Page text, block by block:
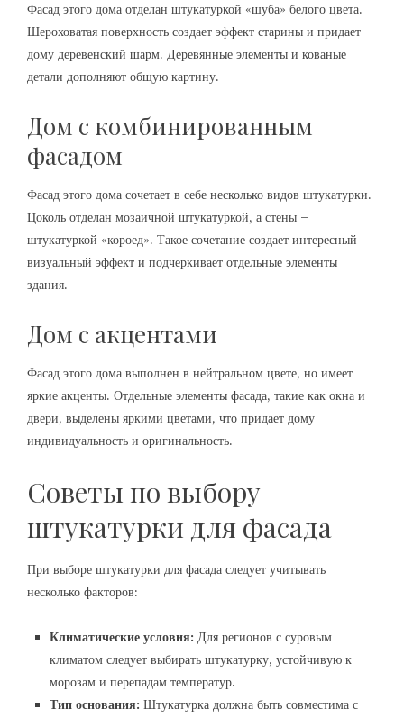
Фасад этого дома отделан штукатуркой «шуба» белого цвета.
Шероховатая поверхность создает эффект старины и придает
дому деревенский шарм. Деревянные элементы и кованые
детали дополняют общую картину.
Дом с комбинированным
фасадом
Фасад этого дома сочетает в себе несколько видов штукатурки.
Цоколь отделан мозаичной штукатуркой, а стены –
штукатуркой «короед». Такое сочетание создает интересный
визуальный эффект и подчеркивает отдельные элементы
здания.
Дом с акцентами
Фасад этого дома выполнен в нейтральном цвете, но имеет
яркие акценты. Отдельные элементы фасада, такие как окна и
двери, выделены яркими цветами, что придает дому
индивидуальность и оригинальность.
Советы по выбору
штукатурки для фасада
При выборе штукатурки для фасада следует учитывать
несколько факторов:
Климатические условия: Для регионов с суровым
климатом следует выбирать штукатурку, устойчивую к
морозам и перепадам температур.
Тип основания: Штукатурка должна быть совместима с